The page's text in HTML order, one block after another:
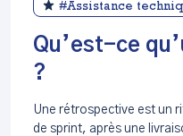
#Assistance
Qu’est-ce
?
Une rétrospective est un
de sprint, après une